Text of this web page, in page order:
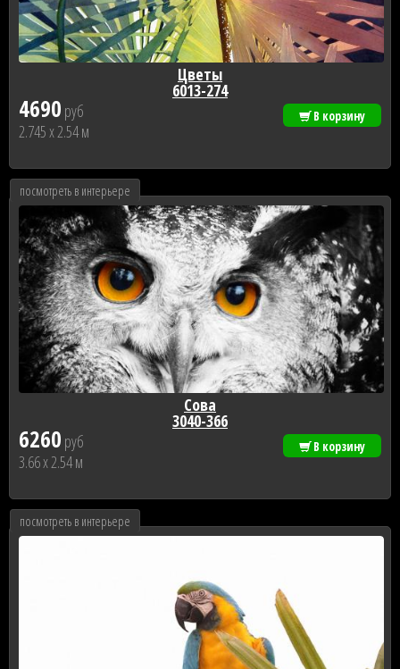
4690 руб
2.745 x 2.54 м
Цветы
6013-274
В корзину
посмотреть в интерьере
6260 руб
3.66 x 2.54 м
Сова
3040-366
В корзину
посмотреть в интерьере